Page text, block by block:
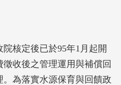
核定後已於95年1月起開
收後之管理運用與補償回
為落實水源保育與回饋政